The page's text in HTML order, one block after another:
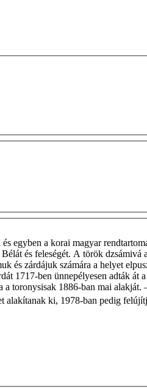
egyben a korai magyar
és feleségét. A török dzsámivá
és zárdájuk számára a helyet
1717-ben ünnepélyesen adták át
a toronysisak 1886-ban mai
alakítanak ki, 1978-ban pedig